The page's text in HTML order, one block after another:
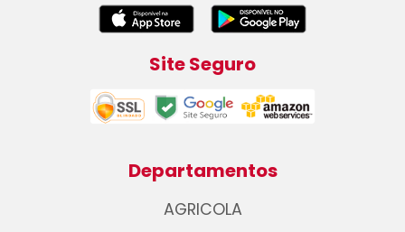
Site Seguro
Departamentos
AGRICOLA